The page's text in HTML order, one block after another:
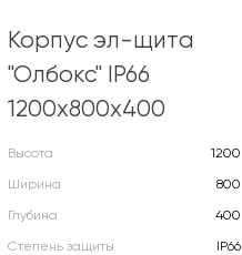
Корпус эл-щита
"Олбокс" IP66
1200х800х400
Высота
1200
Ширина
800
Глубина
400
Степень защиты
IP66